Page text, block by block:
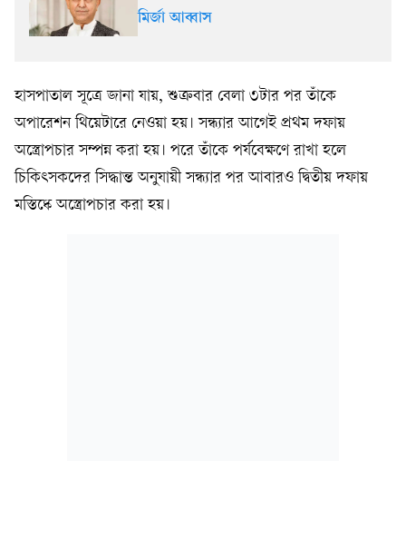
মির্জা আব্বাস
হাসপাতাল সূত্রে জানা যায়, শুক্রবার বেলা ৩টার পর তাঁকে
অপারেশন থিয়েটারে নেওয়া হয়। সন্ধ্যার আগেই প্রথম দফায়
অস্ত্রোপচার সম্পন্ন করা হয়। পরে তাঁকে পর্যবেক্ষণে রাখা হলে
চিকিৎসকদের সিদ্ধান্ত অনুযায়ী সন্ধ্যার পর আবারও দ্বিতীয় দফায়
মস্তিষ্কে অস্ত্রোপচার করা হয়।